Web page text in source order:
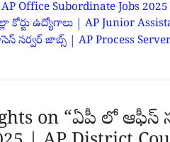
AP Office Subordinate Jobs 2025
కోర్టు ఉద్యోగాలు | AP Junior
సర్వర్ జాబ్స్ | AP Process
on “ఏపీ లో ఆఫీస్